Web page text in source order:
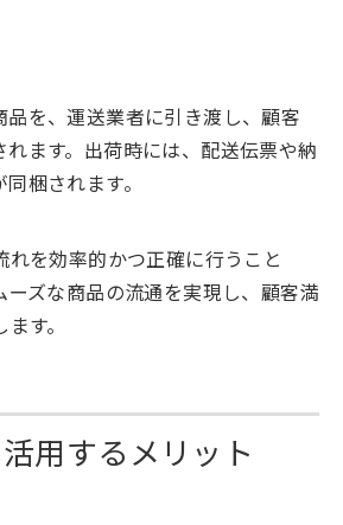
を、運送業者に引き渡し、顧客
ます。出荷時には、配送伝票や納
梱されます。
れを効率的かつ正確に行うこと
ーズな商品の流通を実現し、顧客満
す。
用するメリット